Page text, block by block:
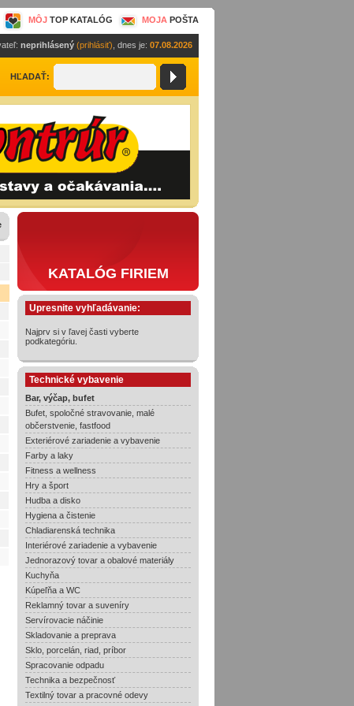
MÔJ TOP KATALÓG MOJA POŠTA
neprihlásený (prihlásiť) , dnes je: 07.08.2026
HĽADAŤ:
KATALÓG FIRIEM
Upresnite vyhľadávanie:
Najprv si v ľavej časti vyberte
podkategóriu.
Technické vybavenie
Bar, výčap, bufet
Bufet, spoločné stravovanie, malé
občerstvenie, fastfood
Exteriérové zariadenie a vybavenie
Farby a laky
Fitness a wellness
Hry a šport
Hudba a disko
Hygiena a čistenie
Chladiarenská technika
Interiérové zariadenie a vybavenie
Jednorazový tovar a obalové materiály
Kuchyňa
Kúpeľňa a WC
Reklamný tovar a suveníry
Servírovacie náčinie
Skladovanie a preprava
Sklo, porcelán, riad, príbor
Spracovanie odpadu
Technika a bezpečnosť
Textilný tovar a pracovné odevy